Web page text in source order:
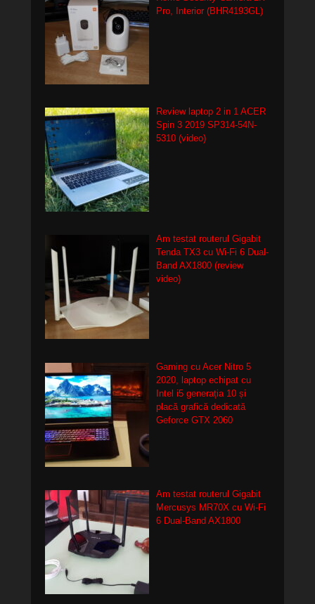
Pro, Interior (BHR4193GL)
Review laptop 2 in 1 ACER
Spin 3 2019 SP314-54N-
5310 (video)
Am testat routerul Gigabit
Tenda TX3 cu Wi-Fi 6 Dual-
Band AX1800 (review
video)
Gaming cu Acer Nitro 5
2020, laptop echipat cu
Intel i5 generația 10 și
placă grafică dedicată
Geforce GTX 2060
Am testat routerul Gigabit
Mercusys MR70X cu Wi-Fi
6 Dual-Band AX1800